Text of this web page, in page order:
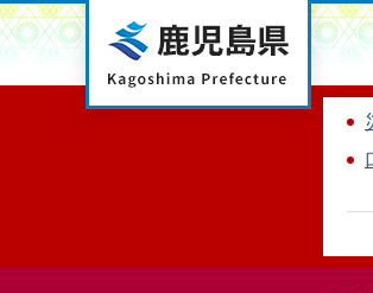
鹿児島県